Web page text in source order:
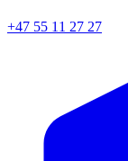
+47 55 11 27 27